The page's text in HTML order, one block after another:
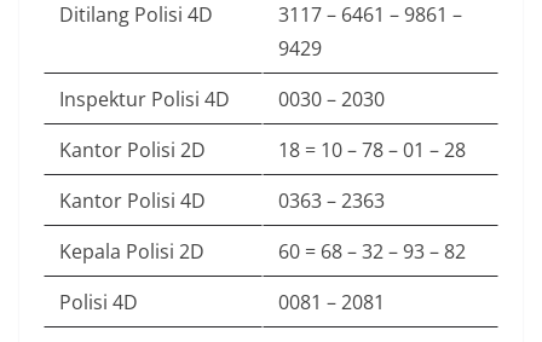
Ditilang Polisi 4D
3117 – 6461 – 9861 –
9429
Inspektur Polisi 4D
0030 – 2030
Kantor Polisi 2D
18 = 10 – 78 – 01 – 28
Kantor Polisi 4D
0363 – 2363
Kepala Polisi 2D
60 = 68 – 32 – 93 – 82
Polisi 4D
0081 – 2081